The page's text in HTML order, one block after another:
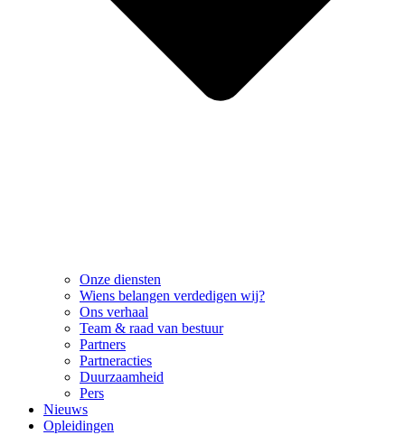
Onze diensten
Wiens belangen verdedigen wij?
Ons verhaal
Team & raad van bestuur
Partners
Partneracties
Duurzaamheid
Pers
Nieuws
Opleidingen